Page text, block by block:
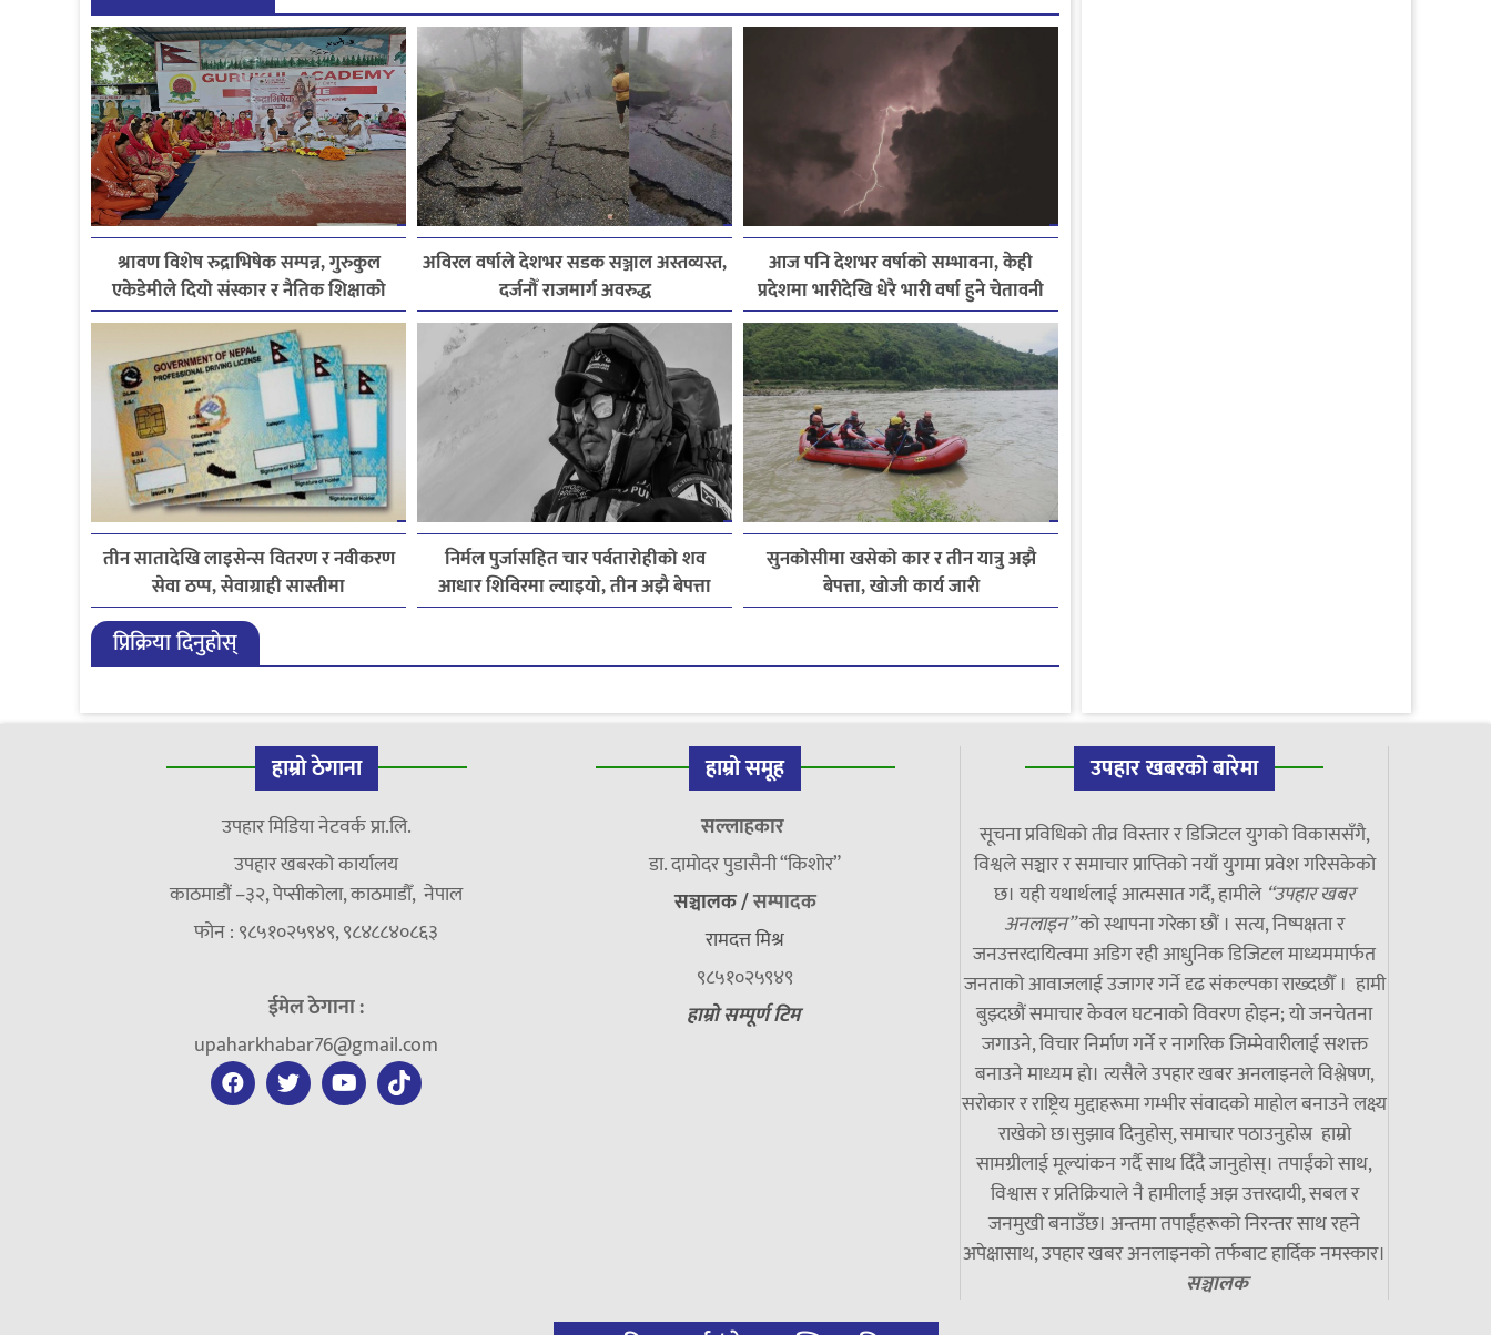
श्रावण विशेष रुद्राभिषेक सम्पन्न, गुरुकुल
एकेडेमीले दियो संस्कार र नैतिक शिक्षाको
सन्देश
अविरल वर्षाले देशभर सडक सञ्जाल अस्तव्यस्त,
दर्जनौँ राजमार्ग अवरुद्ध
आज पनि देशभर वर्षाको सम्भावना, केही
प्रदेशमा भारीदेखि धेरै भारी वर्षा हुने चेतावनी
तीन सातादेखि लाइसेन्स वितरण र नवीकरण
सेवा ठप्प, सेवाग्राही सास्तीमा
निर्मल पुर्जासहित चार पर्वतारोहीको शव
आधार शिविरमा ल्याइयो, तीन अझै बेपत्ता
सुनकोसीमा खसेको कार र तीन यात्रु अझै
बेपत्ता, खोजी कार्य जारी
प्रिक्रिया दिनुहोस्
हाम्रो ठेगाना
उपहार मिडिया नेटवर्क प्रा.लि.
उपहार खबरको कार्यालय
काठमाडौं –३२, पेप्सीकोला, काठमाडौँ, नेपाल
फोन : ९८५१०२५९४९, ९८४८८४०८६३
ईमेल ठेगाना :
upaharkhabar76@gmail.com
हाम्रो समूह
सल्लाहकार
डा. दामाेदर पुडासैनी “किशाेर”
सञ्चालक /सम्पादक
रामदत्त मिश्र
९८५१०२५९४९
हाम्रो सम्पूर्ण टिम
उपहार खबरको बारेमा
सूचना प्रविधिको तीव्र विस्तार र डिजिटल युगको विकाससँगै,
विश्वले सञ्चार र समाचार प्राप्तिको नयाँ युगमा प्रवेश गरिसकेको
छ। यही यथार्थलाई आत्मसात गर्दै, हामीले “उपहार खबर
अनलाइन”को स्थापना गरेका छौं । सत्य, निष्पक्षता र
जनउत्तरदायित्वमा अडिग रही आधुनिक डिजिटल माध्यममार्फत
जनताको आवाजलाई उजागर गर्ने दृढ संकल्पका राख्दछौँ । हामी
बुझ्दछौं समाचार केवल घटनाको विवरण होइन; यो जनचेतना
जगाउने, विचार निर्माण गर्ने र नागरिक जिम्मेवारीलाई सशक्त
बनाउने माध्यम हो। त्यसैले उपहार खबर अनलाइनले विश्लेषण,
सरोकार र राष्ट्रिय मुद्दाहरूमा गम्भीर संवादको माहोल बनाउने लक्ष्य
राखेको छ।सुझाव दिनुहोस्, समाचार पठाउनुहोस्र हाम्रो
सामग्रीलाई मूल्यांकन गर्दै साथ दिँदै जानुहोस्। तपाईंको साथ,
विश्वास र प्रतिक्रियाले नै हामीलाई अझ उत्तरदायी, सबल र
जनमुखी बनाउँछ। अन्तमा तपाईंहरूको निरन्तर साथ रहने
अपेक्षासाथ, उपहार खबर अनलाइनको तर्फबाट हार्दिक नमस्कार।
सञ्चालक